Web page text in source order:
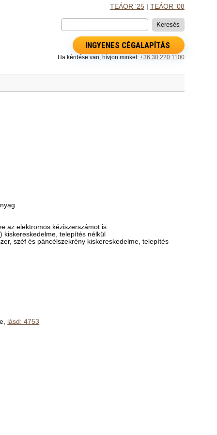
TEÁOR '25| TEÁOR '08
INGYENES CÉGALAPÍTÁS
Ha kérdése van, hívjon minket: +36 30 220 1100
az elektromos kéziszerszámot is
kiskereskedelme, telepítés nélkül
széf és páncélszekrény kiskereskedelme, telepítés
lásd: 4753